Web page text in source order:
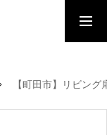
【町田市】リビン